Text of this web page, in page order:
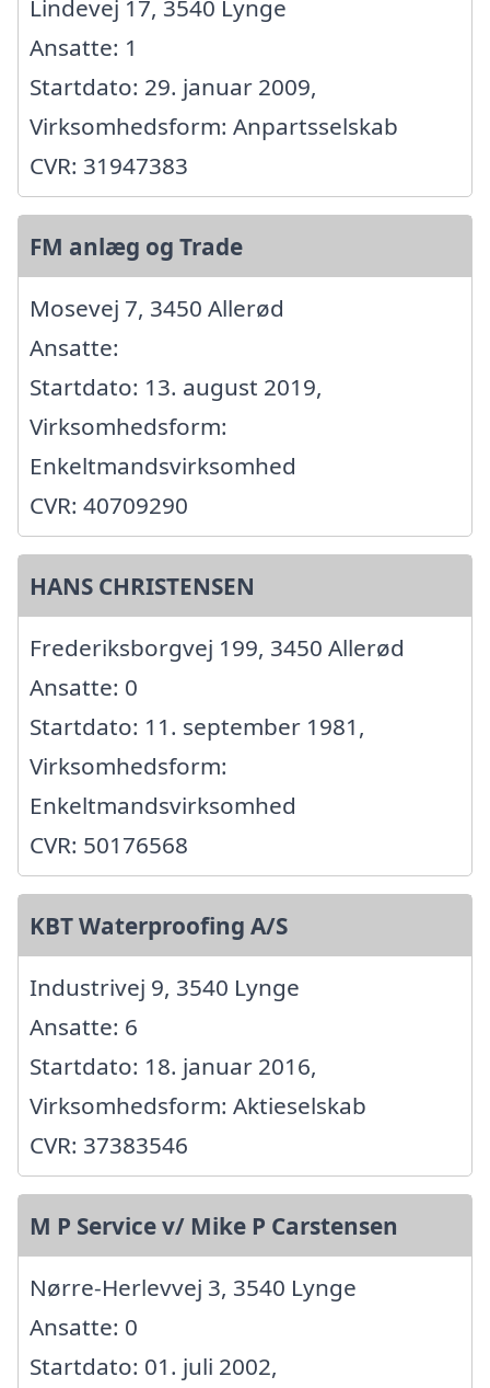
Lindevej 17, 3540 Lynge
Ansatte: 1
Startdato: 29. januar 2009,
Virksomhedsform: Anpartsselskab
CVR: 31947383
FM anlæg og Trade
Mosevej 7, 3450 Allerød
Ansatte:
Startdato: 13. august 2019,
Virksomhedsform:
Enkeltmandsvirksomhed
CVR: 40709290
HANS CHRISTENSEN
Frederiksborgvej 199, 3450 Allerød
Ansatte: 0
Startdato: 11. september 1981,
Virksomhedsform:
Enkeltmandsvirksomhed
CVR: 50176568
KBT Waterproofing A/S
Industrivej 9, 3540 Lynge
Ansatte: 6
Startdato: 18. januar 2016,
Virksomhedsform: Aktieselskab
CVR: 37383546
M P Service v/ Mike P Carstensen
Nørre-Herlevvej 3, 3540 Lynge
Ansatte: 0
Startdato: 01. juli 2002,